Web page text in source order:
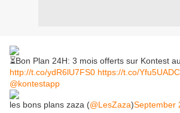
⏳Bon Plan 24H: 3 mois offerts sur Kontest
http://t.co/ydR6lU7FS0 https://t.co/
@kontestapp
les bons plans zaza (@LesZaza)September